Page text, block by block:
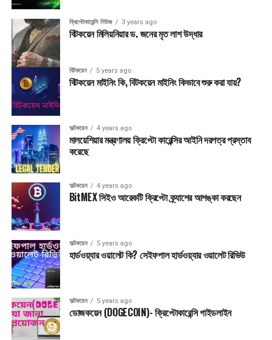
ক্রিপ্টোকারেন্সি নিউজ 3 years ago
বিটকয়েন মিলিয়নিয়ার ড. জনের মৃত লাশ উদ্ধার
বিটকয়েন 5 years ago
বিটকয়েন মাইনিং কি, বিটকয়েন মাইনিং কিভাবে শুরু করা যায়?
অল্টকয়েন 4 years ago
মালয়েশিয়ার মন্ত্রণালয় ক্রিপ্টো কারেন্সির আইনি দরপত্র প্রস্তাব
করেছে
অল্টকয়েন 4 years ago
BitMEX সিইও আরেকটি ক্রিপ্টো ক্র্যাশের আশঙ্কা করছেন
অল্টকয়েন 5 years ago
হার্ডওয়্যার ওয়ালেট কি? সেইফপাল হার্ডওয়্যার ওয়ালেট রিভিউ
অল্টকয়েন 5 years ago
ডোজকয়েন (DOGECOIN)- ক্রিপ্টোকারেন্সি গাইডলাইন